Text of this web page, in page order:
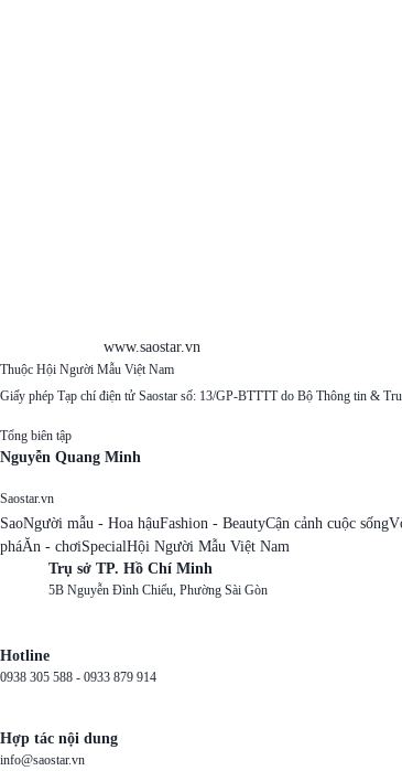
www.saostar.vn
Thuộc Hội Người Mẫu Việt Nam
Giấy phép Tạp chí điện tử Saostar số: 13/GP-BTTTT do Bộ Thông tin &
Tổng biên tập
Nguyễn Quang Minh
Saostar.vn
SaoNgười mẫu - Hoa hậuFashion - BeautyCận cảnh cuộc sống
pháĂn - chơiSpecialHội Người Mẫu Việt Nam
Trụ sở TP. Hồ Chí Minh
5B Nguyễn Đình Chiểu, Phường Sài Gòn
Hotline
0938 305 588 - 0933 879 914
Hợp tác nội dung
info@saostar.vn